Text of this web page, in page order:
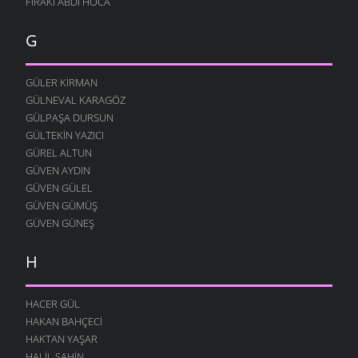
26 KASIM 2009
ÖĞRETMEN
23 KASIM 2009
İNSAN OLALIM BEYLER
23 KASIM 2009
SEVDAN ETTI
21 KASIM 2009
DOĞAYI ÖZLERDIK
21 KASIM 2009
SÖZÜM ANLAYANA
HALI PERIŞAN
13 KASIM 2009
KÖYDE SENI BEKLIYOR
4 KASIM 2009
YOLUMUZ VARDIĞI ZAMAN
G
GÜLER KIRMAN
GÜLNEVAL KARAGÖZ
GÜLPAŞA DURSUN
GÜLTEKIN YAZICI
GÜREL ALTUN
GÜVEN AYDIN
GÜVEN GÜLEL
GÜVEN GÜMÜŞ
GÜVEN GÜNEŞ
H
HACER GÜL
HAKAN BAHÇECI
HAKTAN YAŞAR